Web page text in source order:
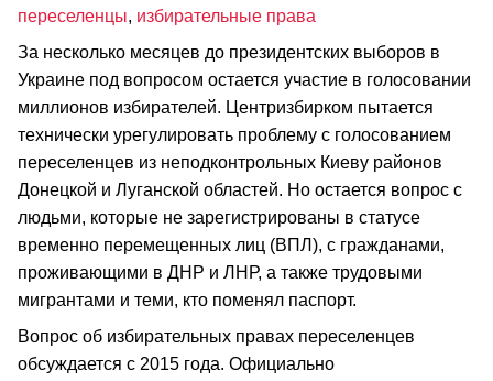
переселенцы, избирательные права
За несколько месяцев до президентских выборов в
Украине под вопросом остается участие в голосовании
миллионов избирателей. Центризбирком пытается
технически урегулировать проблему с голосованием
переселенцев из неподконтрольных Киеву районов
Донецкой и Луганской областей. Но остается вопрос с
людьми, которые не зарегистрированы в статусе
временно перемещенных лиц (ВПЛ), с гражданами,
проживающими в ДНР и ЛНР, а также трудовыми
мигрантами и теми, кто поменял паспорт.
Вопрос об избирательных правах переселенцев
обсуждается с 2015 года. Официально